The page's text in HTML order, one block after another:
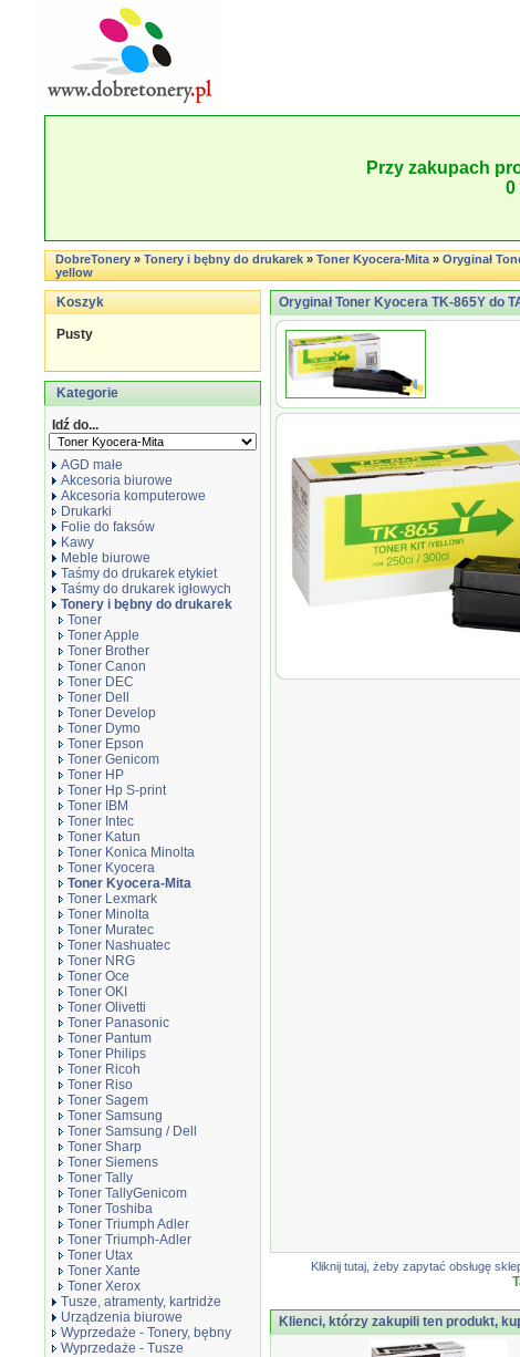
Przy zakupach
0
DobreTonery»Tonery i bębny do drukarek»Toner Kyocera-Mita»Oryginał
yellow
Koszyk
Pusty
Kategorie
Idź do...
AGD małe
Akcesoria biurowe
Akcesoria komputerowe
Drukarki
Folie do faksów
Kawy
Meble biurowe
Taśmy do drukarek etykiet
Taśmy do drukarek igłowych
Tonery i bębny do drukarek
Toner
Toner Apple
Toner Brother
Toner Canon
Toner DEC
Toner Dell
Toner Develop
Toner Dymo
Toner Epson
Toner Genicom
Toner HP
Toner Hp S-print
Toner IBM
Toner Intec
Toner Katun
Toner Konica Minolta
Toner Kyocera
Toner Kyocera-Mita
Toner Lexmark
Toner Minolta
Toner Muratec
Toner Nashuatec
Toner NRG
Toner Oce
Toner OKI
Toner Olivetti
Toner Panasonic
Toner Pantum
Toner Philips
Toner Ricoh
Toner Riso
Toner Sagem
Toner Samsung
Toner Samsung / Dell
Toner Sharp
Toner Siemens
Toner Tally
Toner TallyGenicom
Toner Toshiba
Toner Triumph Adler
Toner Triumph-Adler
Toner Utax
Toner Xante
Toner Xerox
Tusze, atramenty, kartridże
Urządzenia biurowe
Wyprzedaże - Tonery, bębny
Wyprzedaże - Tusze
Oryginał Toner Kyocera TK-865Y do
Kliknij tutaj, żeby zapytać obsługę
Klienci, którzy zakupili ten produkt,